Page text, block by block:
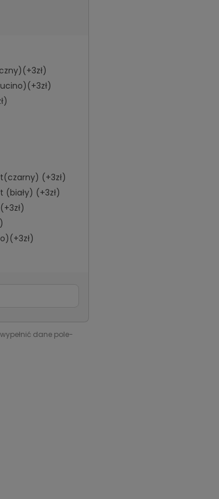
(+3zł)
(biały) (+3zł)
dane pole-